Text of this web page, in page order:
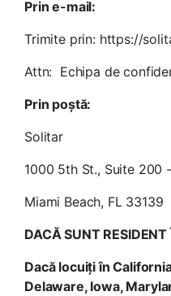
Prin e-mail:
Trimite prin: https://
Attn: Echipa de
Prin poștă:
Solitar
1000 5th St., Suite 200
Miami Beach, FL 33139
DACĂ SUNT
Dacă locuiți în
Delaware, Iowa,